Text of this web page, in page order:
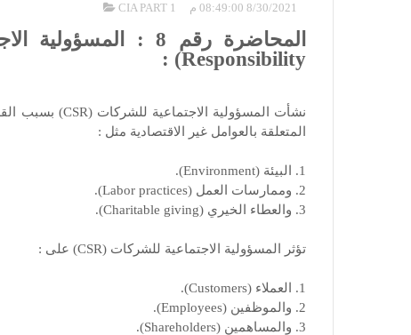
8/30/2021 08:49:00 م CIA PART 1
Responsibility) :
المتعلقة بالعوامل غير الاقتصادية مثل :
1. البيئة (Environment).
2. وممارسات العمل (Labor practices).
3. والعطاء الخيري (Charitable giving).
تؤثر المسؤولية الاجتماعية للشركات (CSR) على :
1. العملاء (Customers).
2. والموظفين (Employees).
3. والمساهمين (Shareholders).